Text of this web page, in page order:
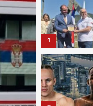
VESTI DANA
1